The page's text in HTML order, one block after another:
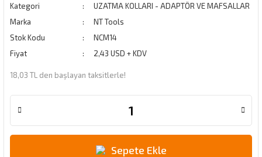
Kategori
UZATMA KOLLARI - ADAPTÖR VE MAFSALLAR
Marka
NT Tools
Stok Kodu
NCM14
Fiyat
2,43 USD + KDV
18,03 TL den başlayan taksitlerle!
Sepete Ekle